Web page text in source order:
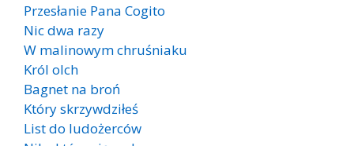
Przesłanie Pana Cogito
Nic dwa razy
W malinowym chruśniaku
Król olch
Bagnet na broń
Który skrzywdziłeś
List do ludożerców